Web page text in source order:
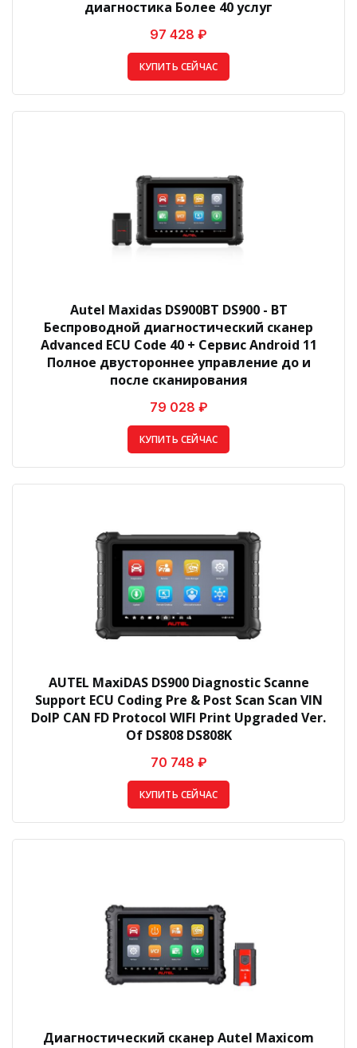
диагностика Более 40 услуг
97 428 ₽
КУПИТЬ СЕЙЧАС
Autel Maxidas DS900BT DS900 - BT
Беспроводной диагностический сканер
Advanced ECU Code 40 + Сервис Android 11
Полное двустороннее управление до и
после сканирования
79 028 ₽
КУПИТЬ СЕЙЧАС
AUTEL MaxiDAS DS900 Diagnostic Scanne
Support ECU Coding Pre & Post Scan Scan VIN
DoIP CAN FD Protocol WIFI Print Upgraded Ver.
Of DS808 DS808K
70 748 ₽
КУПИТЬ СЕЙЧАС
Диагностический сканер Autel Maxicom